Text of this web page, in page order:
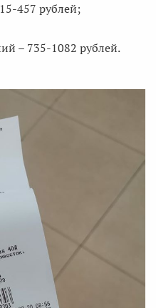
457 рублей;
– 735-1082 рублей.